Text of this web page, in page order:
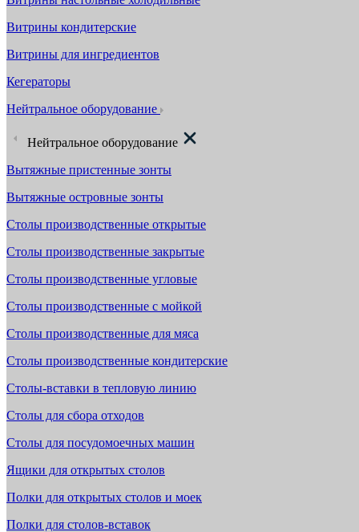
Витрины кондитерские
Витрины для ингредиентов
Кегераторы
Нейтральное оборудование
Нейтральное оборудование
Вытяжные пристенные зонты
Вытяжные островные зонты
Столы производственные открытые
Столы производственные закрытые
Столы производственные угловые
Столы производственные с мойкой
Столы производственные для мяса
Столы производственные кондитерские
Столы-вставки в тепловую линию
Столы для сбора отходов
Столы для посудомоечных машин
Ящики для открытых столов
Полки для открытых столов и моек
Полки для столов-вставок